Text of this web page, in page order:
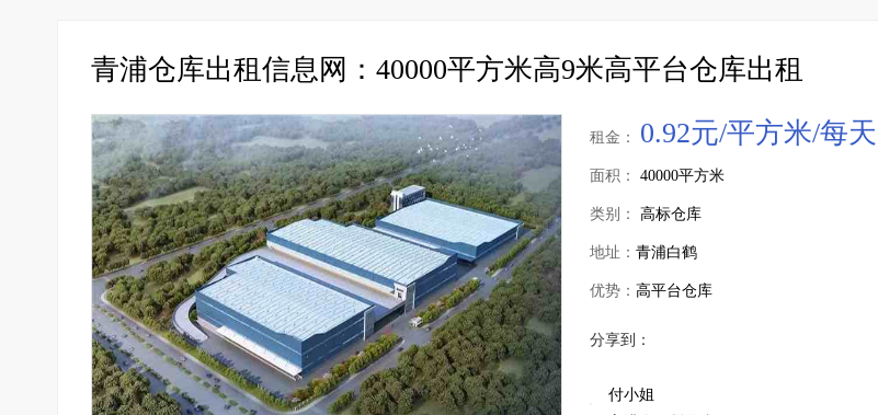
青浦仓库出租信息网：40000平方米高9米高平台仓库出租
租金： 0.92元/平方米/每天
面积： 40000平方米
类别： 高标仓库
地址： 青浦白鹤
优势： 高平台仓库
分享到：
付小姐